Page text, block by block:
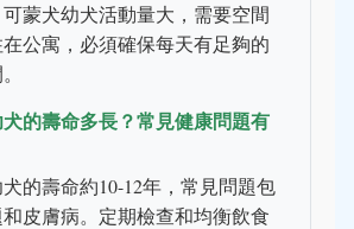
蒙犬幼犬活動量大，需要空間
公寓，必須確保每天有足夠的
的壽命多長？常見健康問題有
的壽命約10-12年，常見問題包
皮膚病。定期檢查和均衡飲食